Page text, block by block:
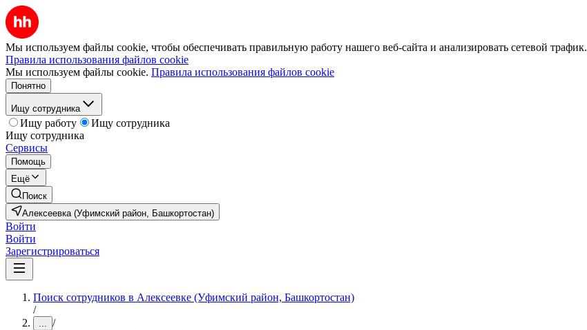
Мы используем файлы cookie, чтобы обеспечивать правильную работу нашего веб-сайта и анализировать сетевой трафик.
Правила использования файлов cookie
Мы используем файлы cookie. Правила использования файлов cookie
Понятно
Ищу сотрудника
Ищу работу
Ищу сотрудника
Ищу сотрудника
Сервисы
Помощь
Ещё
Поиск
Алексеевка (Уфимский район, Башкортостан)
Войти
Войти
Зарегистрироваться
Поиск сотрудников в Алексеевке (Уфимский район, Башкортостан)
/
... /